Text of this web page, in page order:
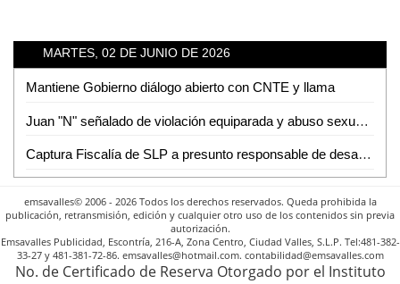
MARTES, 02 DE JUNIO DE 2026
Mantiene Gobierno diálogo abierto con CNTE y llama
Juan "N" señalado de violación equiparada y abuso sexual en la capital potosina fue asegurado por Fiscalía de la mujer
Captura Fiscalía de SLP a presunto responsable de desaparición cometida por particulares en Rioverde
emsavalles© 2006 - 2026 Todos los derechos reservados. Queda prohibida la
publicación, retransmisión, edición y cualquier otro uso de los contenidos sin previa
autorización.
Emsavalles Publicidad, Escontría, 216-A, Zona Centro, Ciudad Valles, S.L.P. Tel:481-382-
33-27 y 481-381-72-86. emsavalles@hotmail.com. contabilidad@emsavalles.com
No. de Certificado de Reserva Otorgado por el Instituto